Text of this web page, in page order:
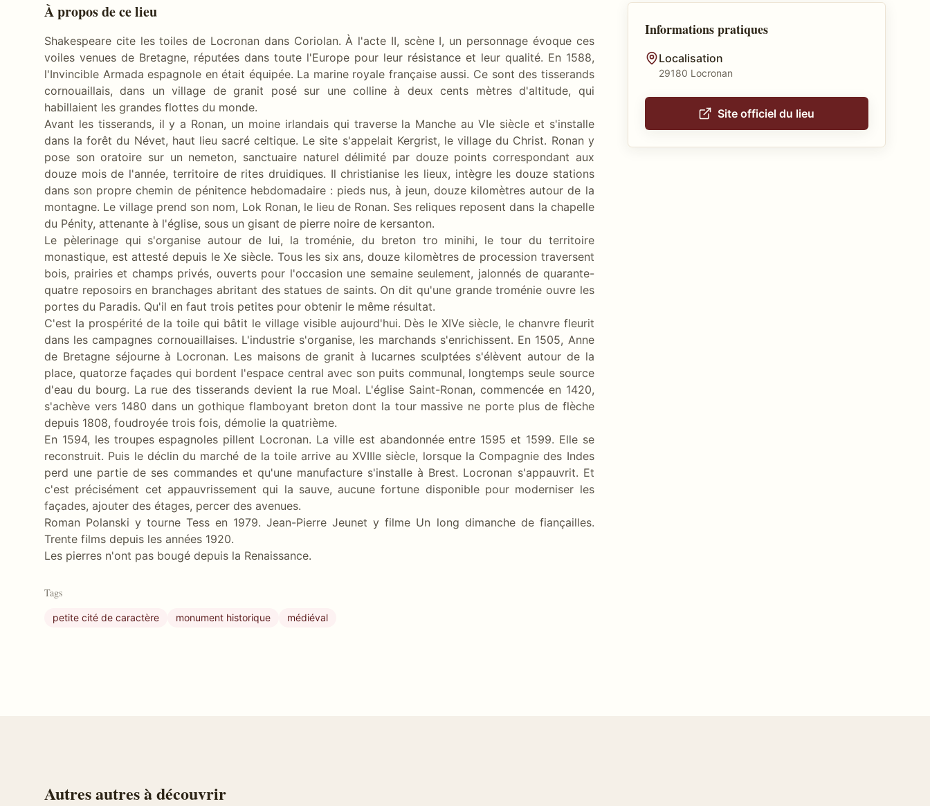
À propos de ce lieu
Shakespeare cite les toiles de Locronan dans Coriolan. À l'acte II, scène I, un personnage évoque ces
voiles venues de Bretagne, réputées dans toute l'Europe pour leur résistance et leur qualité. En 1588,
l'Invincible Armada espagnole en était équipée. La marine royale française aussi. Ce sont des tisserands
cornouaillais, dans un village de granit posé sur une colline à deux cents mètres d'altitude, qui
habillaient les grandes flottes du monde.
Avant les tisserands, il y a Ronan, un moine irlandais qui traverse la Manche au VIe siècle et s'installe
dans la forêt du Névet, haut lieu sacré celtique. Le site s'appelait Kergrist, le village du Christ. Ronan y
pose son oratoire sur un nemeton, sanctuaire naturel délimité par douze points correspondant aux
douze mois de l'année, territoire de rites druidiques. Il christianise les lieux, intègre les douze stations
dans son propre chemin de pénitence hebdomadaire : pieds nus, à jeun, douze kilomètres autour de la
montagne. Le village prend son nom, Lok Ronan, le lieu de Ronan. Ses reliques reposent dans la chapelle
du Pénity, attenante à l'église, sous un gisant de pierre noire de kersanton.
Le pèlerinage qui s'organise autour de lui, la troménie, du breton tro minihi, le tour du territoire
monastique, est attesté depuis le Xe siècle. Tous les six ans, douze kilomètres de procession traversent
bois, prairies et champs privés, ouverts pour l'occasion une semaine seulement, jalonnés de quarante-
quatre reposoirs en branchages abritant des statues de saints. On dit qu'une grande troménie ouvre les
portes du Paradis. Qu'il en faut trois petites pour obtenir le même résultat.
C'est la prospérité de la toile qui bâtit le village visible aujourd'hui. Dès le XIVe siècle, le chanvre fleurit
dans les campagnes cornouaillaises. L'industrie s'organise, les marchands s'enrichissent. En 1505, Anne
de Bretagne séjourne à Locronan. Les maisons de granit à lucarnes sculptées s'élèvent autour de la
place, quatorze façades qui bordent l'espace central avec son puits communal, longtemps seule source
d'eau du bourg. La rue des tisserands devient la rue Moal. L'église Saint-Ronan, commencée en 1420,
s'achève vers 1480 dans un gothique flamboyant breton dont la tour massive ne porte plus de flèche
depuis 1808, foudroyée trois fois, démolie la quatrième.
En 1594, les troupes espagnoles pillent Locronan. La ville est abandonnée entre 1595 et 1599. Elle se
reconstruit. Puis le déclin du marché de la toile arrive au XVIIIe siècle, lorsque la Compagnie des Indes
perd une partie de ses commandes et qu'une manufacture s'installe à Brest. Locronan s'appauvrit. Et
c'est précisément cet appauvrissement qui la sauve, aucune fortune disponible pour moderniser les
façades, ajouter des étages, percer des avenues.
Roman Polanski y tourne Tess en 1979. Jean-Pierre Jeunet y filme Un long dimanche de fiançailles.
Trente films depuis les années 1920.
Les pierres n'ont pas bougé depuis la Renaissance.
Tags
petite cité de caractère monument historique médiéval
Informations pratiques
Localisation
29180 Locronan
Site officiel du lieu
Autresautresà découvrir